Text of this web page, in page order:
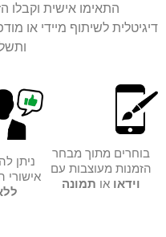
התאימו אישית וקבלו
דיגיטלית לשיתוף מיידי או
בוחרים מתוך מבחר
הזמנות מעוצבות עם
וידאו או תמונה
ניתן
אישורי